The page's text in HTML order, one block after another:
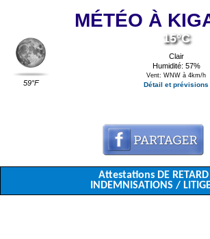
MÉTÉO À
59°F
15°C
Clair
Humidité: 57%
Vent: WNW à 4km/h
Détail et prévisions
Attestations DE RETARD
INDEMNISATIONS /